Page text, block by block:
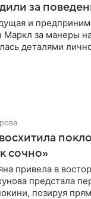
за
и
Маркл за манеры
деталями
сочно»
привела в
предстала
позируя